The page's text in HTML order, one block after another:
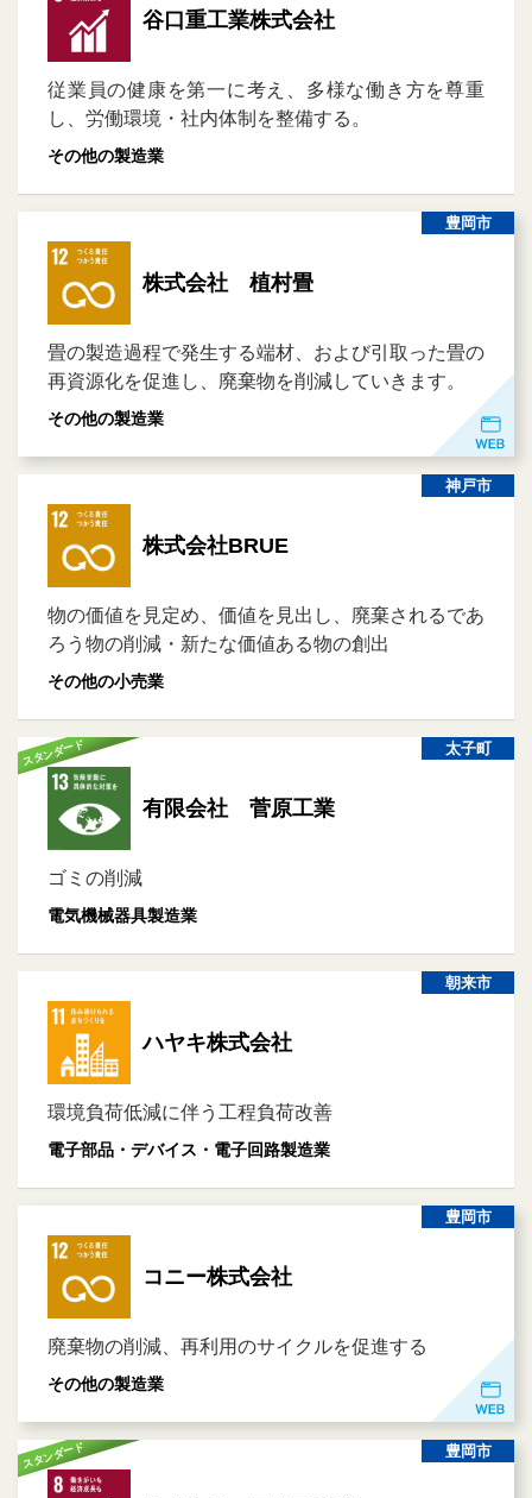
谷口重工業株式会社
従業員の健康を第一に考え、多様な働き方を尊重
し、労働環境・社内体制を整備する。
その他の製造業
豊岡市
株式会社 植村畳
畳の製造過程で発生する端材、および引取った畳の
再資源化を促進し、廃棄物を削減していきます。
その他の製造業
神戸市
株式会社BRUE
物の価値を見定め、価値を見出し、廃棄されるであ
ろう物の削減・新たな価値ある物の創出
その他の小売業
太子町
スタンダード
有限会社 菅原工業
ゴミの削減
電気機械器具製造業
朝来市
ハヤキ株式会社
環境負荷低減に伴う工程負荷改善
電子部品・デバイス・電子回路製造業
豊岡市
コニー株式会社
廃棄物の削減、再利用のサイクルを促進する
その他の製造業
豊岡市
スタンダード